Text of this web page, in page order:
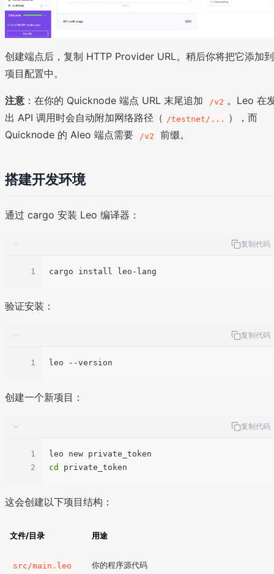
创建端点后，复制 HTTP Provider URL。稍后你将把它添加到
项目配置中。
注意 ：在你的 Quicknode 端点 URL 末尾追加 /v2 。Leo 在
出 API 调用时会自动附加网络路径（ /testnet/...
），而
Quicknode 的 Aleo 端点需要
/v2 前缀。
搭建开发环境
通过 cargo 安装 Leo 编译器：
复制代码
1
验证安装：
复制代码
1
创建一个新项目：
复制代码
1
2
cd
这会创建以下项目结构：
文件/目录 用途
src/main.leo 你的程序源代码